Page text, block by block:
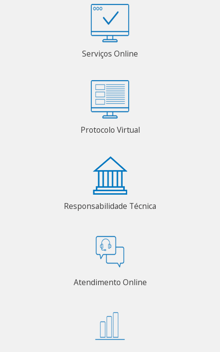
Serviços Online
Protocolo Virtual
Responsabilidade Técnica
Atendimento Online